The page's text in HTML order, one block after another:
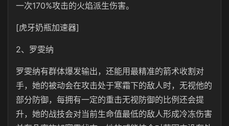
一次170%攻击的火焰派生伤害。
[虎牙奶瓶加速器]
2、罗雯纳
罗雯纳有群体爆发输出，还能用最精准的箭术收割对
手，她的被动会在攻击处于寒霜下的敌人时，无视他的
部分防御，每拥有一定的重击无视防御的比例还会提
升，她的战技会对当前生命值最低的敌人形成冷冻伤害